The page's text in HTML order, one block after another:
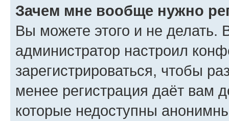
Зачем мне вообще нужно
Вы можете этого и не делать.
администратор настроил
зарегистрироваться, чтобы
менее регистрация даёт вам
которые недоступны